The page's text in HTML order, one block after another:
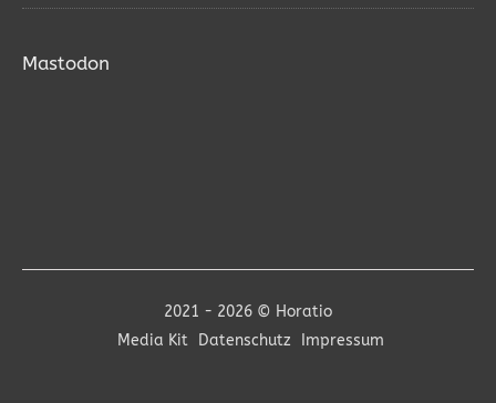
Mastodon
2021 - 2026 © Horatio
Media Kit
Datenschutz Impressum